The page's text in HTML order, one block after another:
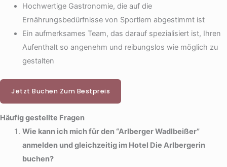
Hochwertige Gastronomie, die auf die
Ernährungsbedürfnisse von Sportlern abgestimmt ist
Ein aufmerksames Team, das darauf spezialisiert ist, Ihren
Aufenthalt so angenehm und reibungslos wie möglich zu
gestalten
Jetzt Buchen Zum Bestpreis
Häufig gestellte Fragen
Wie kann ich mich für den “Arlberger Wadlbeißer”
anmelden und gleichzeitig im Hotel Die Arlbergerin
buchen?